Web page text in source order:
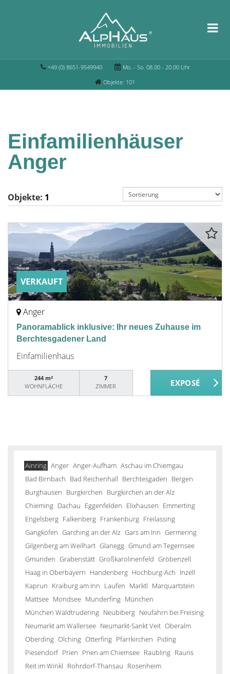
+49 (0) 8651-9549940
Mo. - So. 08.00 - 20.00 Uhr
Objekte: 101
Einfamilienhäuser
Anger
Objekte: 1
VERKAUFT
Anger
Panoramablick inklusive: Ihr neues Zuhause im
Berchtesgadener Land
Einfamilienhaus
244 m²
WOHNFLÄCHE
7
ZIMMER
Ainring Anger Anger-Aufham Aschau im Chiemgau
Bad Birnbach Bad Reichenhall Berchtesgaden Bergen
Burghausen Burgkirchen Burgkirchen an der Alz
Chieming Dachau Eggenfelden Elixhausen Emmerting
Engelsberg Falkenberg Frankenburg Freilassing
Gangkofen Garching an der Alz Gars am Inn Germering
Gilgenberg am Weilhart Glanegg Gmund am Tegernsee
Gmunden Grabenstätt Großkarolinenfeld Gröbenzell
Haag in Oberbayern Handenberg Hochburg-Ach Inzell
Kaprun Kraiburg am Inn Laufen Marktl Marquartstein
Mattsee Mondsee Munderfing München
München Waldtrudering Neubiberg Neufahrn bei Freising
Neumarkt am Wallersee Neumarkt-Sankt Veit Oberalm
Oberding Olching Otterfing Pfarrkirchen Piding
Piesendorf Prien Prien am Chiemsee Raubling Rauris
Reit im Winkl Rohrdorf-Thansau Rosenheim